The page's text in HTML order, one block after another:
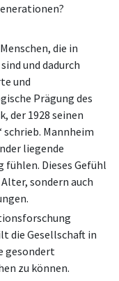
die in
und dadurch
und
Prägung des
der 1928 seinen
schrieb. Mannheim
liegende
Dieses Gefühl
sondern auch
die Gesellschaft in
gesondert
zu können.